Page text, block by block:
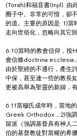
(Torah)和福音書(Injil). 由
圈子中。非常的可惜，卻
的道。主要的原因是: 1)當
走向世俗化，忽略向其它
6:10當時的教會信仰，按
會信條doctrina ecclesia
由於聖經的不通行，產生
中保，甚至連一些的教長
更被高舉為聖靈的新婦，
6.11當穆氏成年時，當地
Greek Orthodox，2)強
留派（強調基督具有神人
伯的基督教徒對當權的希